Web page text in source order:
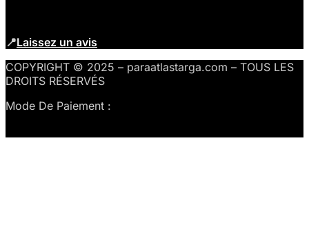
📍Laissez un avis
COPYRIGHT © 2025 – paraatlastarga.com – TOUS LES
DROITS RÉSERVÉS
Mode De Paiement :